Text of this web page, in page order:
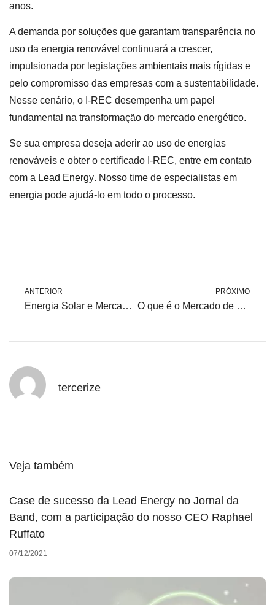
anos.
A demanda por soluções que garantam transparência no
uso da energia renovável continuará a crescer,
impulsionada por legislações ambientais mais rígidas e
pelo compromisso das empresas com a sustentabilidade.
Nesse cenário, o I-REC desempenha um papel
fundamental na transformação do mercado energético.
Se sua empresa deseja aderir ao uso de energias
renováveis e obter o certificado I-REC, entre em contato
com a Lead Energy. Nosso time de especialistas em
energia pode ajudá-lo em todo o processo.
ANTERIOR
Energia Solar e Mercado Livre de Energia Funcionam? Descubra a Melhor Solução?
PRÓXIMO
O que é o Mercado de Carbono e como ele funciona?
tercerize
Veja também
Case de sucesso da Lead Energy no Jornal da
Band, com a participação do nosso CEO Raphael
Ruffato
07/12/2021